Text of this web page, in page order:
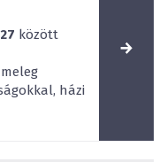
között
házi